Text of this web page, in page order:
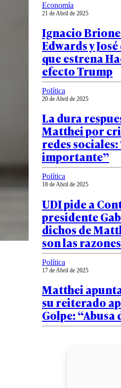
Economía
21 de Abril de 2025
Ignacio
Edwards y
que estrena
efecto Trump
Política
20 de Abril de 2025
La dura
Matthei por
redes
importante”
Política
18 de Abril de 2025
UDI pide a
presidente
dichos de
son las razones
Política
17 de Abril de 2025
Matthei
su reiterado
Golpe: